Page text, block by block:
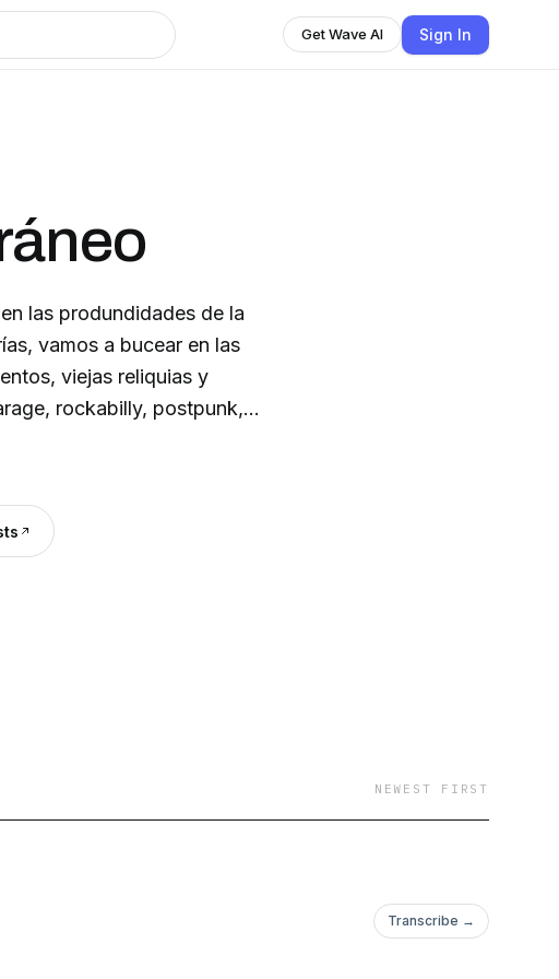
Get Wave AI Sign In
las produndidades de la
vamos a bucear en las
viejas reliquias y
rockabilly, postpunk,
NEWEST FIRST
Transcribe →